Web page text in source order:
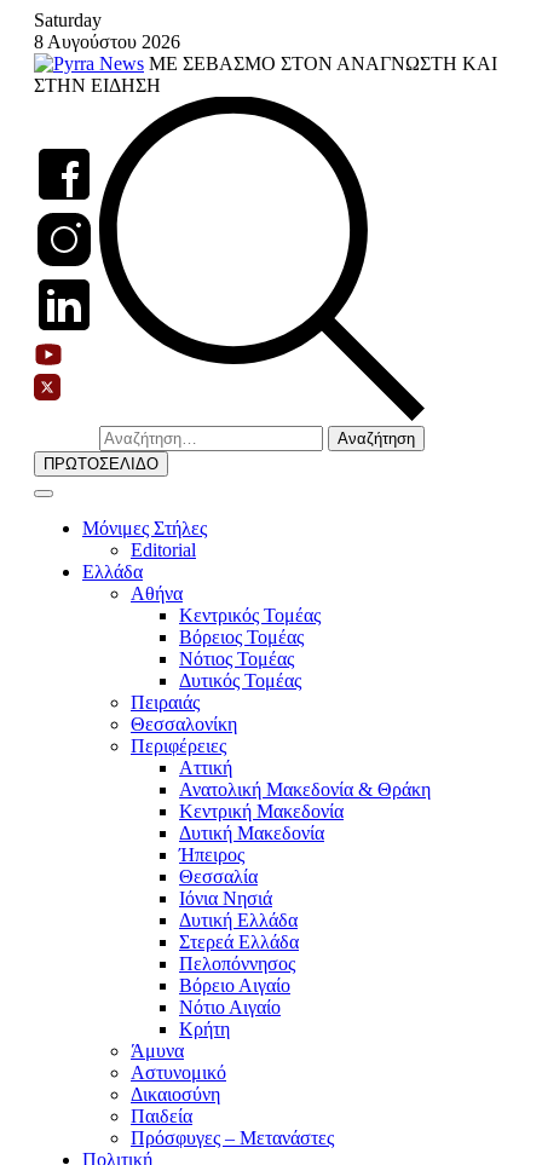
Skip
content
Saturday
8 Αυγούστου 2026
ΜΕ ΣΕΒΑΣΜΟ ΣΤΟΝ ΑΝΑΓΝΩΣΤΗ ΚΑΙ
ΣΤΗΝ ΕΙΔΗΣΗ
Αναζήτηση
για:
ΠΡΩΤΟΣΕΛΙΔΟ
Μόνιμες Στήλες
Editorial
Ελλάδα
Αθήνα
Κεντρικός Τομέας
Βόρειος Τομέας
Νότιος Τομέας
Δυτικός Τομέας
Πειραιάς
Θεσσαλονίκη
Περιφέρειες
Αττική
Ανατολική Μακεδονία & Θράκη
Κεντρική Μακεδονία
Δυτική Μακεδονία
Ήπειρος
Θεσσαλία
Ιόνια Νησιά
Δυτική Ελλάδα
Στερεά Ελλάδα
Πελοπόννησος
Βόρειο Αιγαίο
Νότιο Αιγαίο
Κρήτη
Άμυνα
Αστυνομικό
Δικαιοσύνη
Παιδεία
Πρόσφυγες – Μετανάστες
Πολιτική